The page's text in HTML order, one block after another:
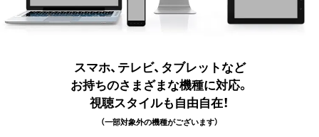
スマホ、テレビ、タブレットなど
お持ちのさまざまな機種に対応。
視聴スタイルも自由自在！
（一部対象外の機種がございます）